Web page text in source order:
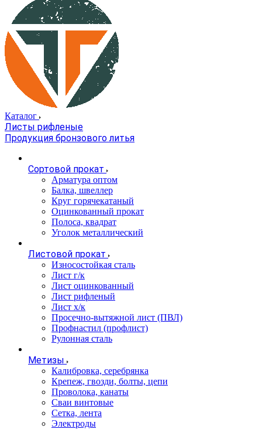
Каталог
Листы рифленые
Продукция бронзового литья
Сортовой прокат
Арматура оптом
Балка, швеллер
Круг горячекатаный
Оцинкованный прокат
Полоса, квадрат
Уголок металлический
Листовой прокат
Износостойкая сталь
Лист г/к
Лист оцинкованный
Лист рифленый
Лист х/к
Просечно-вытяжной лист (ПВЛ)
Профнастил (профлист)
Рулонная сталь
Метизы
Калибровка, серебрянка
Крепеж, гвозди, болты, цепи
Проволока, канаты
Сваи винтовые
Сетка, лента
Электроды